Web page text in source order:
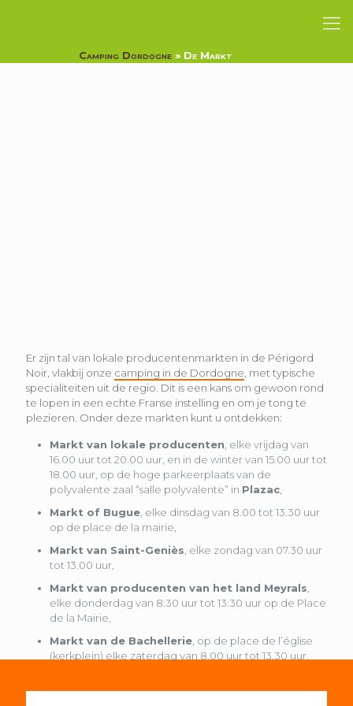
Camping Dordogne » De Markt
Er zijn tal van lokale producentenmarkten in de Périgord
Noir, vlakbij onze camping in de Dordogne , met typische
specialiteiten uit de regio. Dit is een kans om gewoon rond
te lopen in een echte Franse instelling en om je tong te
plezieren. Onder deze markten kunt u ontdekken:
Markt van lokale producenten , elke vrijdag van
16.00 uur tot 20.00 uur, en in de winter van 15.00 uur tot
18.00 uur, op de hoge parkeerplaats van de
polyvalente zaal “salle polyvalente” in Plazac
Markt of Bugue , elke dinsdag van 8.00 tot 13.30 uur
op de place de la mairie,
Markt van Saint-Geniès , elke zondag van 07.30 uur
tot 13.00 uur,
Markt van producenten van het land Meyrals
elke donderdag van 8:30 uur tot 13:30 uur op de Place
de la Mairie,
Markt van de Bachellerie , op de place de l’église
(kerkplein) elke zaterdag van 8.00 uur tot 13.30 uur.